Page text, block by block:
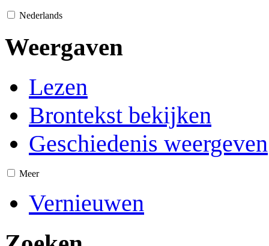
Nederlands
Weergaven
Lezen
Brontekst bekijken
Geschiedenis weergeven
Meer
Vernieuwen